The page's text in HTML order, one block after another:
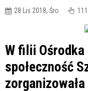
28 Lis 2018, Śro
W filii Ośrodka
społeczność